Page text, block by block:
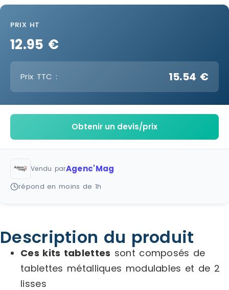
PRIX HT
12.95 €
Prix TTC : 15.54 €
Obtenir un devis/prix
Vendu parAgenc'Mag
répond en moins de 1h
Description du produit
Ces kits tablettes sont composés de
tablettes métalliques modulables et de 2
lisses